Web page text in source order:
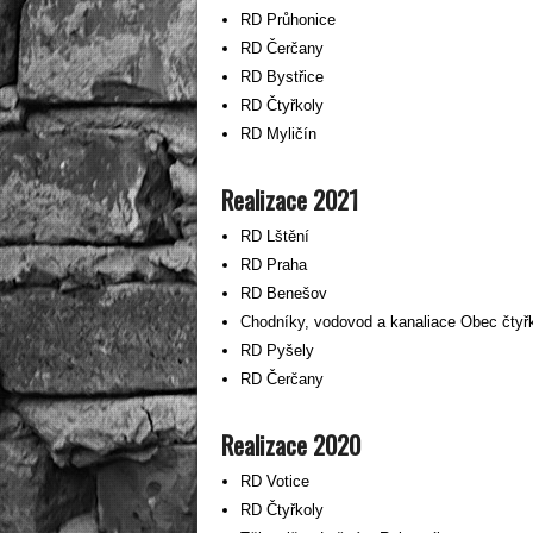
RD Průhonice
RD Čerčany
RD Bystřice
RD Čtyřkoly
RD Myličín
Realizace 2021
RD Lštění
RD Praha
RD Benešov
Chodníky, vodovod a kanaliace Obec
RD Pyšely
RD Čerčany
Realizace 2020
RD Votice
RD Čtyřkoly